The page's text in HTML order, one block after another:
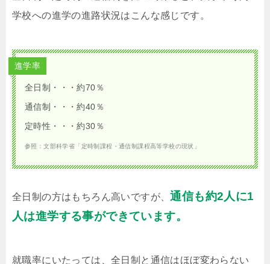
学校への進学の進路状況はこんな感じです。
進学率
全日制・・・約70％
通信制・・・約40％
定時性・・・約30％
参照：文部科学省「定時制課程・通信制課程高等学校の現状」
全日制の方はもちろん高いですが、通信も約2人に1
人は進学する事ができています。
就職率にいたっては、全日制と通信はほぼ変わらない